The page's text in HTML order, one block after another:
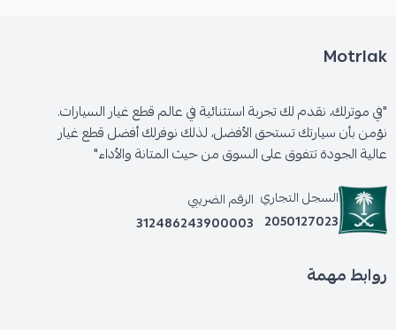
Motrlak
"في موترلك، نقدم لك تجربة استثنائية في عالم قطع غيار السيارات.
نؤمن بأن سيارتك تستحق الأفضل، لذلك نوفرلك أفضل قطع غيار
عالية الجودة تتفوق على السوق من حيث المتانة والأداء"
السجل التجاري
2050127023
الرقم الضريبي
312486243900003
روابط مهمة